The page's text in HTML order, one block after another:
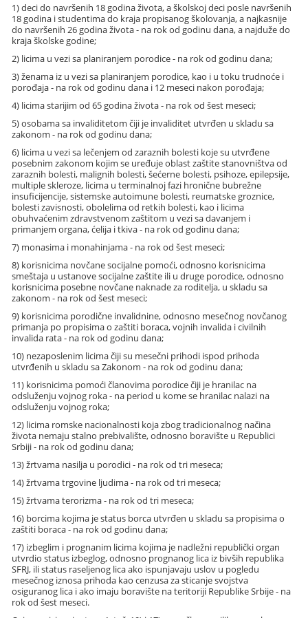
1) deci do navršenih 18 godina života, a školskoj deci posle navršenih
18 godina i studentima do kraja propisanog školovanja, a najkasnije
do navršenih 26 godina života - na rok od godinu dana, a najduže do
kraja školske godine;
2) licima u vezi sa planiranjem porodice - na rok od godinu dana;
3) ženama iz u vezi sa planiranjem porodice, kao i u toku trudnoće i
porođaja - na rok od godinu dana i 12 meseci nakon porođaja;
4) licima starijim od 65 godina života - na rok od šest meseci;
5) osobama sa invaliditetom čiji je invaliditet utvrđen u skladu sa
zakonom - na rok od godinu dana;
6) licima u vezi sa lečenjem od zaraznih bolesti koje su utvrđene
posebnim zakonom kojim se uređuje oblast zaštite stanovništva od
zaraznih bolesti, malignih bolesti, šećerne bolesti, psihoze, epilepsije,
multiple skleroze, licima u terminalnoj fazi hronične bubrežne
insuficijencije, sistemske autoimune bolesti, reumatske groznice,
bolesti zavisnosti, obolelima od retkih bolesti, kao i licima
obuhvaćenim zdravstvenom zaštitom u vezi sa davanjem i
primanjem organa, ćelija i tkiva - na rok od godinu dana;
7) monasima i monahinjama - na rok od šest meseci;
8) korisnicima novčane socijalne pomoći, odnosno korisnicima
smeštaja u ustanove socijalne zaštite ili u druge porodice, odnosno
korisnicima posebne novčane naknade za roditelja, u skladu sa
zakonom - na rok od šest meseci;
9) korisnicima porodične invalidnine, odnosno mesečnog novčanog
primanja po propisima o zaštiti boraca, vojnih invalida i civilnih
invalida rata - na rok od godinu dana;
10) nezaposlenim licima čiji su mesečni prihodi ispod prihoda
utvrđenih u skladu sa Zakonom - na rok od godinu dana;
11) korisnicima pomoći članovima porodice čiji je hranilac na
odsluženju vojnog roka - na period u kome se hranilac nalazi na
odsluženju vojnog roka;
12) licima romske nacionalnosti koja zbog tradicionalnog načina
života nemaju stalno prebivalište, odnosno boravište u Republici
Srbiji - na rok od godinu dana;
13) žrtvama nasilja u porodici - na rok od tri meseca;
14) žrtvama trgovine ljudima - na rok od tri meseca;
15) žrtvama terorizma - na rok od tri meseca;
16) borcima kojima je status borca utvrđen u skladu sa propisima o
zaštiti boraca - na rok od godinu dana;
17) izbeglim i prognanim licima kojima je nadležni republički organ
utvrdio status izbeglog, odnosno prognanog lica iz bivših republika
SFRJ, ili status raseljenog lica ako ispunjavaju uslov u pogledu
mesečnog iznosa prihoda kao cenzusa za sticanje svojstva
osiguranog lica i ako imaju boravište na teritoriji Republike Srbije - na
rok od šest meseci.